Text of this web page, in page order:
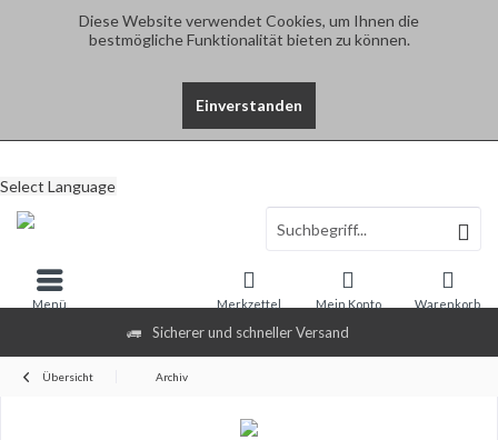
Diese Website verwendet Cookies, um Ihnen die
bestmögliche Funktionalität bieten zu können.
Einverstanden
Sicherer und schneller Versand
Select Language
Warenkorb
Merkzettel Mein Konto
Menü
Übersicht Archiv